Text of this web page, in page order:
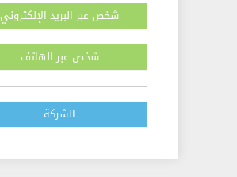
شخص عبر البريد الإلكتروني
شخص عبر الهاتف
الشركة